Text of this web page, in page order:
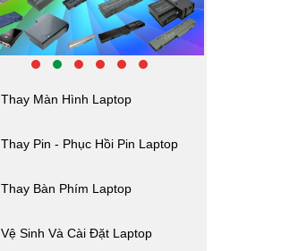
Thay Màn Hình Laptop
Thay Pin - Phục Hồi Pin Laptop
Thay Bàn Phím Laptop
Vệ Sinh Và Cài Đặt Laptop